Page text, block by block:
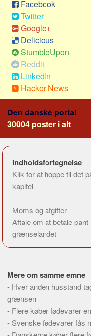
Facebook
Twitter
Google+
Delicious
StumbleUpon
Reddit
LinkedIn
Hacker News
Den danske portal
30004 poster i alt
Indholdsfortegnelse
Klik for at hoppe til det
kapitel
Moms og afgifter
Aftale om at betale pant i
grænselandet
Mere om samme emne
- Hver anden husstand
grænsen
- Flere køber fødevarer
- Svenske fødevarer fås